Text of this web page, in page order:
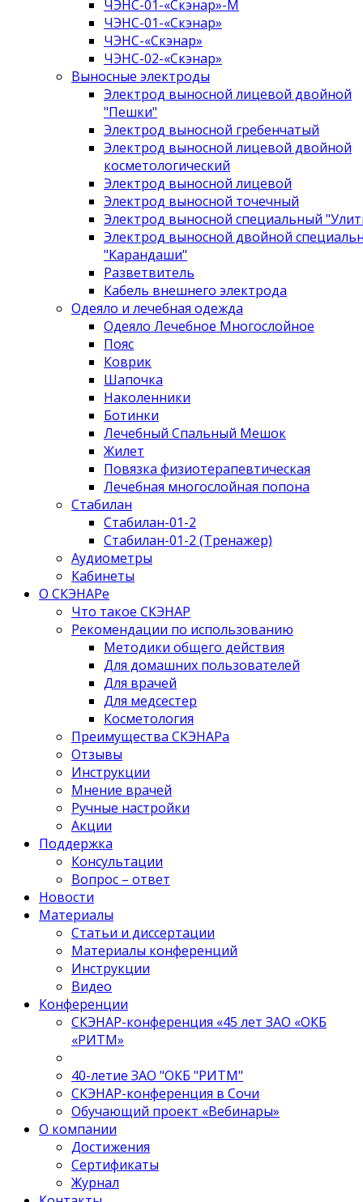
ЧЭНС-01-«Скэнар»-М
ЧЭНС-01-«Скэнар»
ЧЭНС-«Скэнар»
ЧЭНС-02-«Скэнар»
Выносные электроды
Электрод выносной лицевой двойной
"Пешки"
Электрод выносной гребенчатый
Электрод выносной лицевой двойной
косметологический
Электрод выносной лицевой
Электрод выносной точечный
Электрод выносной специальный
Электрод выносной двойной
"Карандаши"
Разветвитель
Кабель внешнего электрода
Одеяло и лечебная одежда
Одеяло Лечебное Многослойное
Пояс
Коврик
Шапочка
Наколенники
Ботинки
Лечебный Спальный Мешок
Жилет
Повязка физиотерапевтическая
Лечебная многослойная попона
Стабилан
Стабилан-01-2
Стабилан-01-2 (Тренажер)
Аудиометры
Кабинеты
О СКЭНАРе
Что такое СКЭНАР
Рекомендации по использованию
Методики общего действия
Для домашних пользователей
Для врачей
Для медсестер
Косметология
Преимущества СКЭНАРа
Отзывы
Инструкции
Мнение врачей
Ручные настройки
Акции
Поддержка
Консультации
Вопрос – ответ
Новости
Материалы
Статьи и диссертации
Материалы конференций
Инструкции
Видео
Конференции
СКЭНАР-конференция «45 лет ЗАО «ОКБ
«РИТМ»
40-летиe ЗАО "ОКБ "РИТМ"
СКЭНАР-конференция в Сочи
Обучающий проект «Вебинары»
О компании
Достижения
Сертификаты
Журнал